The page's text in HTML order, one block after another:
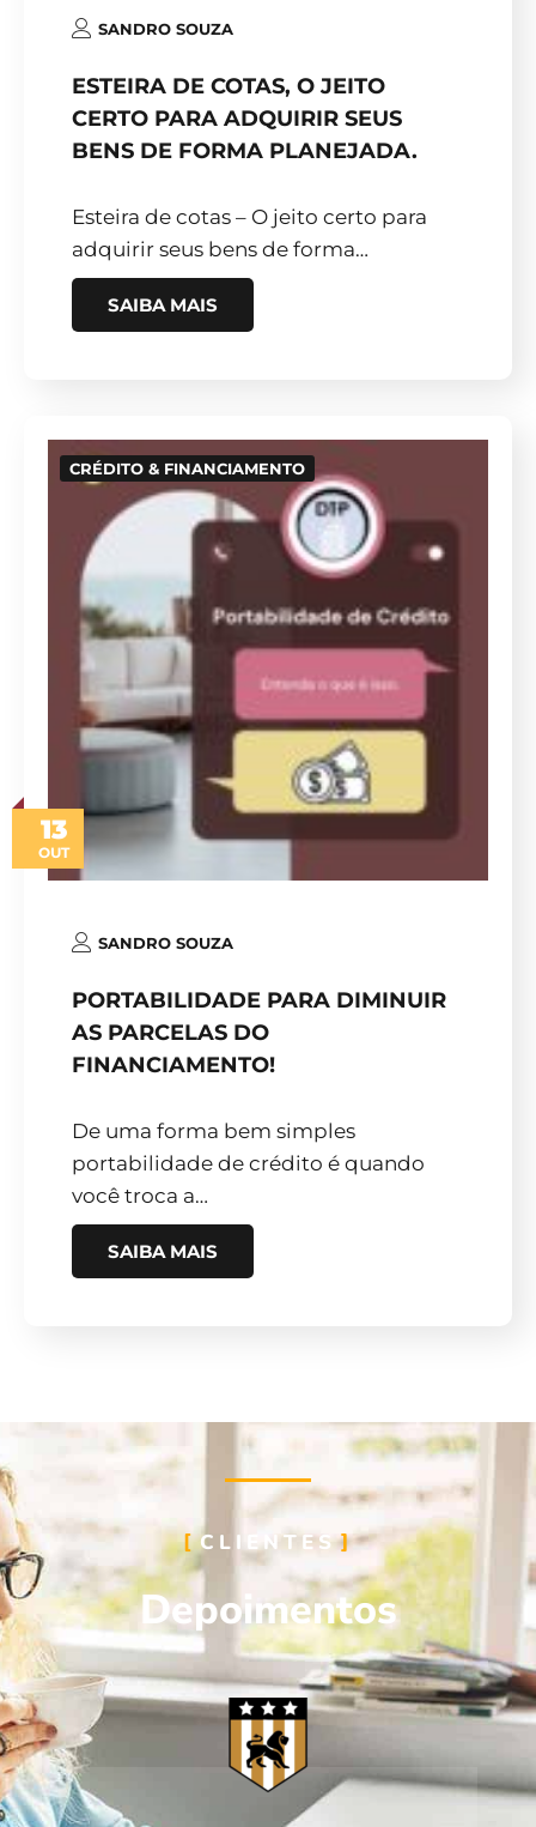
SANDRO SOUZA
ESTEIRA DE COTAS, O JEITO
CERTO PARA ADQUIRIR SEUS
BENS DE FORMA PLANEJADA.
Esteira de cotas – O jeito certo para
adquirir seus bens de forma…
SAIBA MAIS
13
OUT
CRÉDITO & FINANCIAMENTO
SANDRO SOUZA
PORTABILIDADE PARA DIMINUIR
AS PARCELAS DO
FINANCIAMENTO!
De uma forma bem simples
portabilidade de crédito é quando
você troca a…
SAIBA MAIS
CLIENTES
Depoimentos